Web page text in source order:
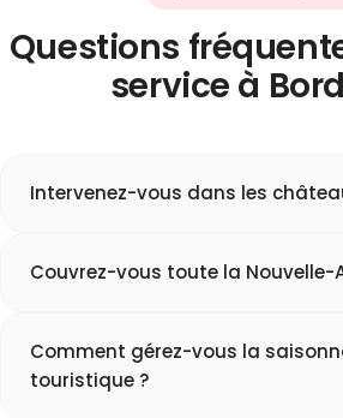
Questions
service à
Intervenez-vous dans les
Couvrez-vous toute la Nouvelle-
Comment gérez-vous la
touristique ?